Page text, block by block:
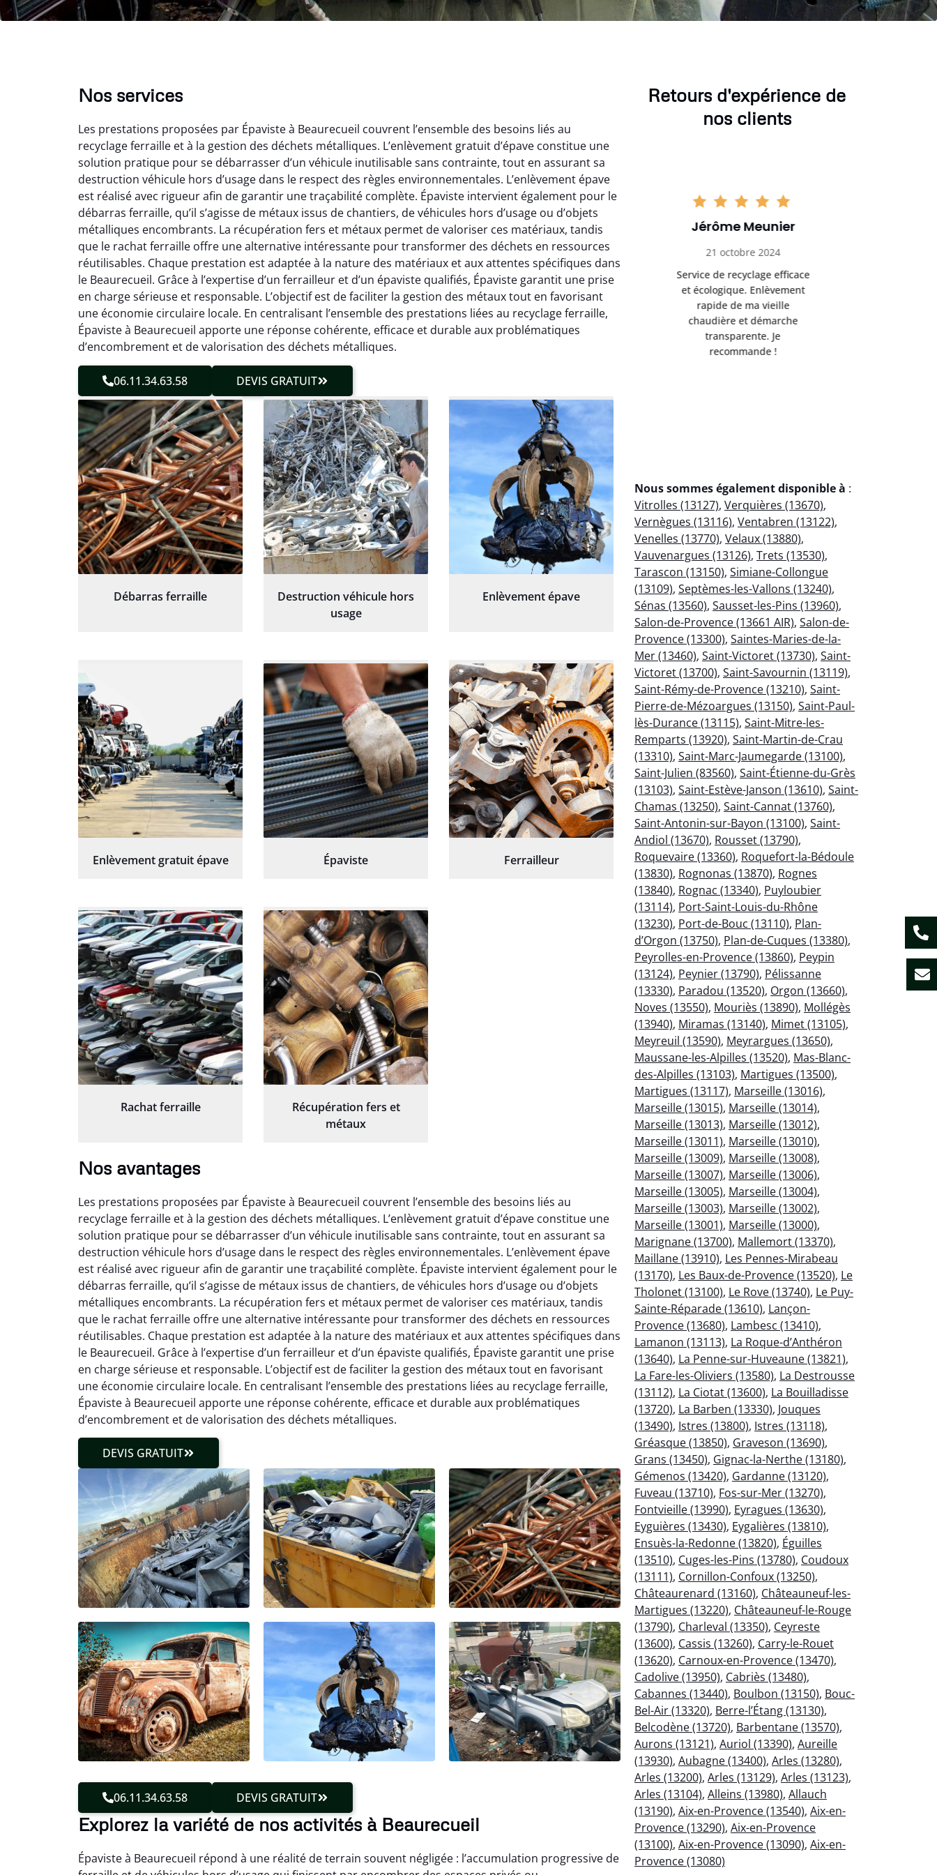
Nos services
Les prestations proposées par Épaviste à Beaurecueil couvrent l’ensemble des besoins liés au
recyclage ferraille et à la gestion des déchets métalliques. L’enlèvement gratuit d’épave constitue une
solution pratique pour se débarrasser d’un véhicule inutilisable sans contrainte, tout en assurant sa
destruction véhicule hors d’usage dans le respect des règles environnementales. L’enlèvement épave
est réalisé avec rigueur afin de garantir une traçabilité complète. Épaviste intervient également pour le
débarras ferraille, qu’il s’agisse de métaux issus de chantiers, de véhicules hors d’usage ou d’objets
métalliques encombrants. La récupération fers et métaux permet de valoriser ces matériaux, tandis
que le rachat ferraille offre une alternative intéressante pour transformer des déchets en ressources
réutilisables. Chaque prestation est adaptée à la nature des matériaux et aux attentes spécifiques dans
le Beaurecueil. Grâce à l’expertise d’un ferrailleur et d’un épaviste qualifiés, Épaviste garantit une prise
en charge sérieuse et responsable. L’objectif est de faciliter la gestion des métaux tout en favorisant
une économie circulaire locale. En centralisant l’ensemble des prestations liées au recyclage ferraille,
Épaviste à Beaurecueil apporte une réponse cohérente, efficace et durable aux problématiques
d’encombrement et de valorisation des déchets métalliques.
06.11.34.63.58 DEVIS GRATUIT
Débarras ferraille
Destruction véhicule hors
usage
Enlèvement épave
Enlèvement gratuit épave Épaviste Ferrailleur
Rachat ferraille
Récupération fers et
métaux
Nos avantages
Les prestations proposées par Épaviste à Beaurecueil couvrent l’ensemble des besoins liés au
recyclage ferraille et à la gestion des déchets métalliques. L’enlèvement gratuit d’épave constitue une
solution pratique pour se débarrasser d’un véhicule inutilisable sans contrainte, tout en assurant sa
destruction véhicule hors d’usage dans le respect des règles environnementales. L’enlèvement épave
est réalisé avec rigueur afin de garantir une traçabilité complète. Épaviste intervient également pour le
débarras ferraille, qu’il s’agisse de métaux issus de chantiers, de véhicules hors d’usage ou d’objets
métalliques encombrants. La récupération fers et métaux permet de valoriser ces matériaux, tandis
que le rachat ferraille offre une alternative intéressante pour transformer des déchets en ressources
réutilisables. Chaque prestation est adaptée à la nature des matériaux et aux attentes spécifiques dans
le Beaurecueil. Grâce à l’expertise d’un ferrailleur et d’un épaviste qualifiés, Épaviste garantit une prise
en charge sérieuse et responsable. L’objectif est de faciliter la gestion des métaux tout en favorisant
une économie circulaire locale. En centralisant l’ensemble des prestations liées au recyclage ferraille,
Épaviste à Beaurecueil apporte une réponse cohérente, efficace et durable aux problématiques
d’encombrement et de valorisation des déchets métalliques.
DEVIS GRATUIT
06.11.34.63.58 DEVIS GRATUIT
Explorez la variété de nos activités à Beaurecueil
Épaviste à Beaurecueil répond à une réalité de terrain souvent négligée : l’accumulation progressive de
Retours d'expérience de
nos clients
Virginie Lambert
26 février 2025
Parfait pour se débarrasser
des vieux métaux ! Équipe
efficace qui a tout enlevé
sans laisser de traces.
Service client très réactif.
Jérôme Meunier
21 octobre 2024
Service de recyclage efficace
et écologique. Enlèvement
rapide de ma vieille
chaudière et démarche
transparente. Je
Sophie Gaillard
13 novembre 2024
Très satisfaite du service de
recyclage ferraille. Équipe
ponctuelle et respectueuse
de l'environnement.
Débarrassée de mes
encombrants métalliques en
Nous sommes également disponible à :
Vitrolles (13127), Verquières (13670),
Vernègues (13116), Ventabren (13122),
Venelles (13770), Velaux (13880),
Vauvenargues (13126), Trets (13530),
Tarascon (13150), Simiane-Collongue
(13109), Septèmes-les-Vallons (13240),
Sénas (13560), Sausset-les-Pins (13960),
Salon-de-Provence (13661 AIR), Salon-de-
Provence (13300), Saintes-Maries-de-la-
Mer (13460), Saint-Victoret (13730), Saint-
Victoret (13700), Saint-Savournin (13119),
Saint-Rémy-de-Provence (13210), Saint-
Pierre-de-Mézoargues (13150), Saint-Paul-
lès-Durance (13115), Saint-Mitre-les-
Remparts (13920), Saint-Martin-de-Crau
(13310), Saint-Marc-Jaumegarde (13100),
Saint-Julien (83560), Saint-Étienne-du-Grès
(13103), Saint-Estève-Janson (13610), Saint-
Chamas (13250), Saint-Cannat (13760),
Saint-Antonin-sur-Bayon (13100), Saint-
Andiol (13670), Rousset (13790),
Roquevaire (13360), Roquefort-la-Bédoule
(13830), Rognonas (13870), Rognes
(13840), Rognac (13340), Puyloubier
(13114), Port-Saint-Louis-du-Rhône
(13230), Port-de-Bouc (13110), Plan-
d’Orgon (13750), Plan-de-Cuques (13380),
Peyrolles-en-Provence (13860), Peypin
(13124), Peynier (13790), Pélissanne
(13330), Paradou (13520), Orgon (13660),
Noves (13550), Mouriès (13890), Mollégès
(13940), Miramas (13140), Mimet (13105),
Meyreuil (13590), Meyrargues (13650),
Maussane-les-Alpilles (13520), Mas-Blanc-
des-Alpilles (13103), Martigues (13500),
Martigues (13117), Marseille (13016),
Marseille (13015), Marseille (13014),
Marseille (13013), Marseille (13012),
Marseille (13011), Marseille (13010),
Marseille (13009), Marseille (13008),
Marseille (13007), Marseille (13006),
Marseille (13005), Marseille (13004),
Marseille (13003), Marseille (13002),
Marseille (13001), Marseille (13000),
Marignane (13700), Mallemort (13370),
Maillane (13910), Les Pennes-Mirabeau
(13170), Les Baux-de-Provence (13520), Le
Tholonet (13100), Le Rove (13740), Le Puy-
Sainte-Réparade (13610), Lançon-
Provence (13680), Lambesc (13410),
Lamanon (13113), La Roque-d’Anthéron
(13640), La Penne-sur-Huveaune (13821),
La Fare-les-Oliviers (13580), La Destrousse
(13112), La Ciotat (13600), La Bouilladisse
(13720), La Barben (13330), Jouques
(13490), Istres (13800), Istres (13118),
Gréasque (13850), Graveson (13690),
Grans (13450), Gignac-la-Nerthe (13180),
Gémenos (13420), Gardanne (13120),
Fuveau (13710), Fos-sur-Mer (13270),
Fontvieille (13990), Eyragues (13630),
Eyguières (13430), Eygalières (13810),
Ensuès-la-Redonne (13820), Éguilles
(13510), Cuges-les-Pins (13780), Coudoux
(13111), Cornillon-Confoux (13250),
Châteaurenard (13160), Châteauneuf-les-
Martigues (13220), Châteauneuf-le-Rouge
(13790), Charleval (13350), Ceyreste
(13600), Cassis (13260), Carry-le-Rouet
(13620), Carnoux-en-Provence (13470),
Cadolive (13950), Cabriès (13480),
Cabannes (13440), Boulbon (13150), Bouc-
Bel-Air (13320), Berre-l’Étang (13130),
Belcodène (13720), Barbentane (13570),
Aurons (13121), Auriol (13390), Aureille
(13930), Aubagne (13400), Arles (13280),
Arles (13200), Arles (13129), Arles (13123),
Arles (13104), Alleins (13980), Allauch
(13190), Aix-en-Provence (13540), Aix-en-
Provence (13290), Aix-en-Provence
(13100), Aix-en-Provence (13090), Aix-en-
Provence (13080)